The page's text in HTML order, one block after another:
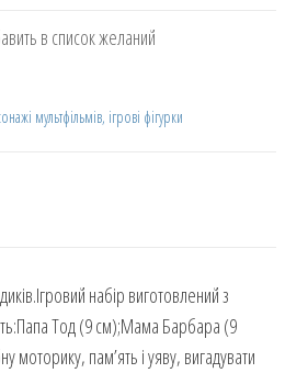
в список желаний
мультфільмів, ігрові фігурки
набір виготовлений з
Тод (9 см);Мама Барбара (9
моторику, пам’ять і уяву, вигадувати